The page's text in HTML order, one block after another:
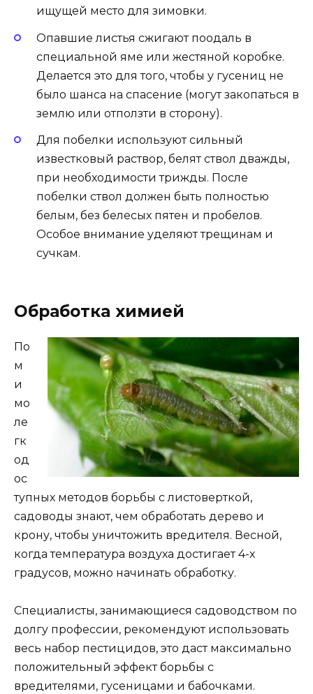
ищущей место для зимовки.
Опавшие листья сжигают поодаль в
специальной яме или жестяной коробке.
Делается это для того, чтобы у гусениц не
было шанса на спасение (могут закопаться в
землю или отползти в сторону).
Для побелки используют сильный
известковый раствор, белят ствол дважды,
при необходимости трижды. После
побелки ствол должен быть полностью
белым, без белесых пятен и пробелов.
Особое внимание уделяют трещинам и
сучкам.
Обработка химией
По
м
и
мо
ле
гк
од
ос
тупных методов борьбы с листоверткой,
садоводы знают, чем обработать дерево и
крону, чтобы уничтожить вредителя. Весной,
когда температура воздуха достигает 4-х
градусов, можно начинать обработку.
Специалисты, занимающиеся садоводством по
долгу профессии, рекомендуют использовать
весь набор пестицидов, это даст максимально
положительный эффект борьбы с
вредителями, гусеницами и бабочками.